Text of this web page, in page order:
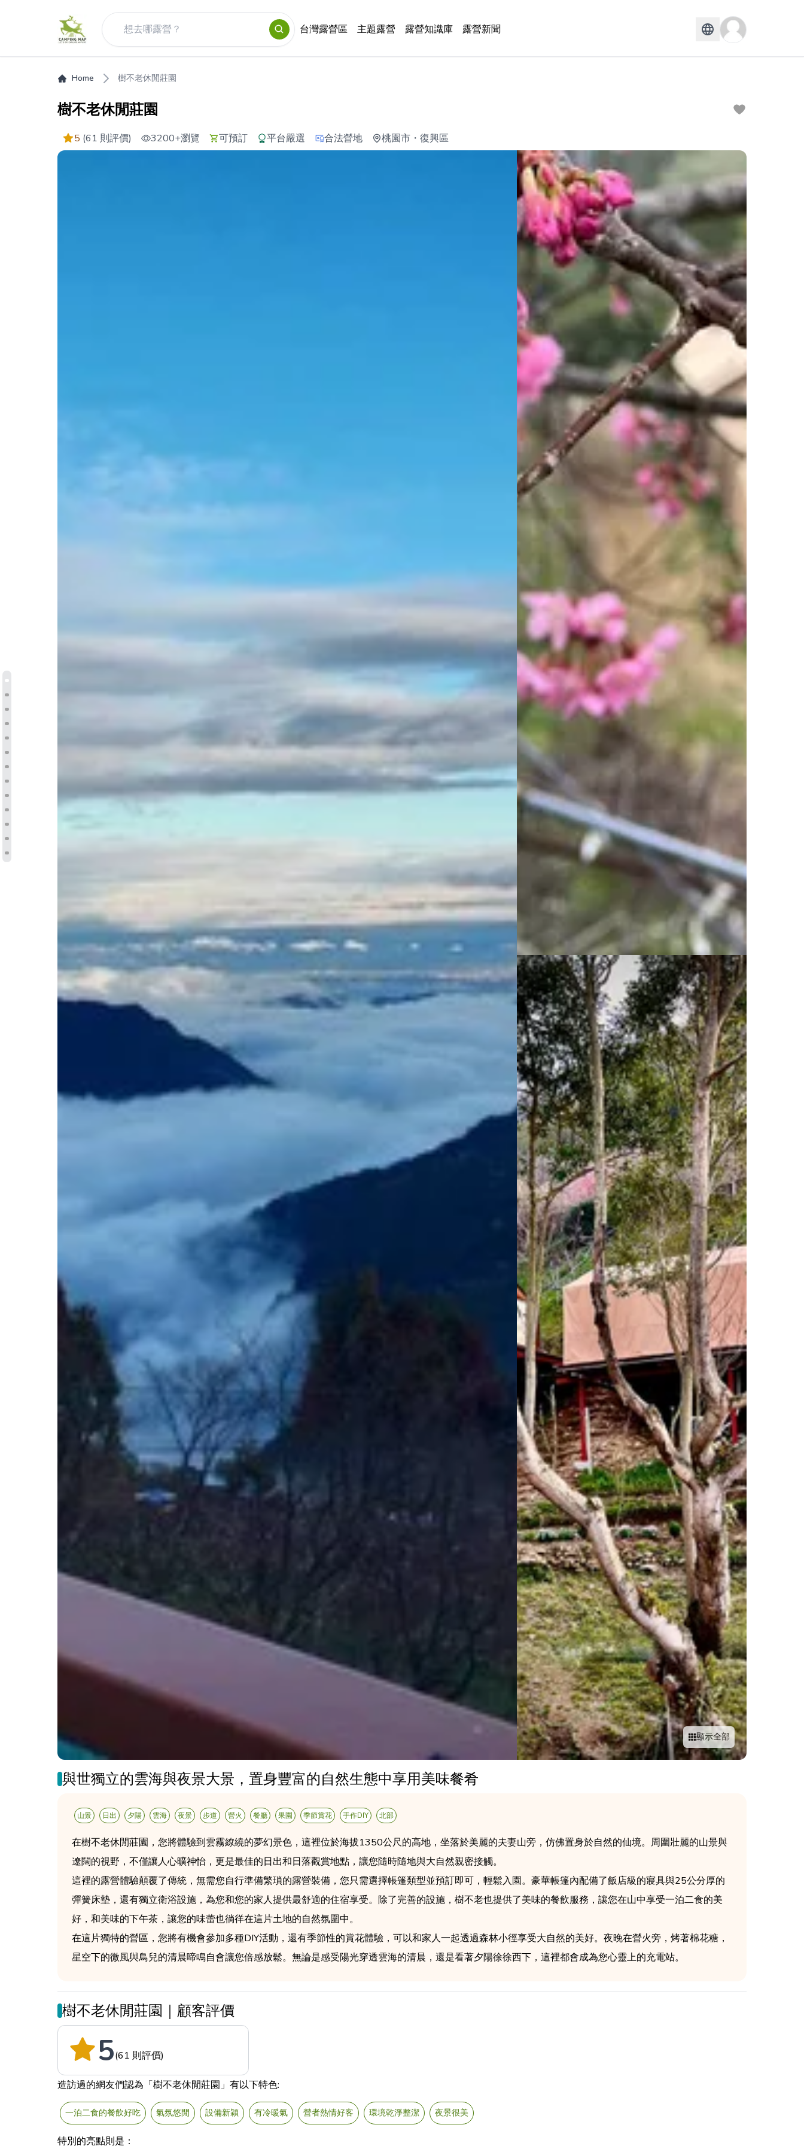
台灣露營區 主題露營 露營知識庫 露營新聞
Home 樹不老休閒莊園
樹不老休閒莊園
5 (61 則評價) 3200+瀏覽 可預訂 平台嚴選 合法營地 桃園市 ・ 復興區
顯示全部
與世獨立的雲海與夜景大景，置身豐富的自然生態中享用美味餐肴
山景 日出 夕陽 雲海 夜景 步道 營火 餐廳 果園 季節賞花 手作DIY 北部
在樹不老休閒莊園，您將體驗到雲霧繚繞的夢幻景色，這裡位於海拔1350公尺的高地，坐落於美麗的夫妻山旁，仿佛置身於自然的仙境。周圍壯麗的山景與
遼闊的視野，不僅讓人心曠神怡，更是最佳的日出和日落觀賞地點，讓您隨時隨地與大自然親密接觸。
這裡的露營體驗顛覆了傳統，無需您自行準備繁瑣的露營裝備，您只需選擇帳篷類型並預訂即可，輕鬆入園。豪華帳篷內配備了飯店級的寢具與25公分厚的
彈簧床墊，還有獨立衛浴設施，為您和您的家人提供最舒適的住宿享受。除了完善的設施，樹不老也提供了美味的餐飲服務，讓您在山中享受一泊二食的美
好，和美味的下午茶，讓您的味蕾也徜徉在這片土地的自然氛圍中。
在這片獨特的營區，您將有機會參加多種DIY活動，還有季節性的賞花體驗，可以和家人一起透過森林小徑享受大自然的美好。夜晚在營火旁，烤著棉花糖，
星空下的微風與鳥兒的清晨啼鳴自會讓您倍感放鬆。無論是感受陽光穿透雲海的清晨，還是看著夕陽徐徐西下，這裡都會成為您心靈上的充電站。
樹不老休閒莊園｜顧客評價
5(61 則評價)
造訪過的網友們認為「樹不老休閒莊園」有以下特色:
一泊二食的餐飲好吃 氣氛悠閒 設備新穎 有冷暖氣 營者熱情好客 環境乾淨整潔 夜景很美
特別的亮點則是：